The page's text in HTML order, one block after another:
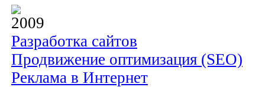
2009
Разработка сайтов
Продвижение оптимизация (SEO)
Реклама в Интернет